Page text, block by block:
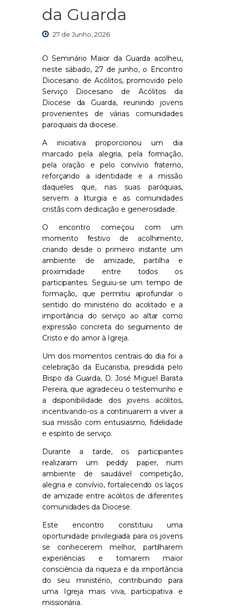
da Guarda
27 de Junho, 2026
O Seminário Maior da Guarda acolheu,
neste sábado, 27 de junho, o Encontro
Diocesano de Acólitos, promovido pelo
Serviço Diocesano de Acólitos da
Diocese da Guarda, reunindo jovens
provenientes de várias comunidades
paroquiais da diocese.
A iniciativa proporcionou um dia
marcado pela alegria, pela formação,
pela oração e pelo convívio fraterno,
reforçando a identidade e a missão
daqueles que, nas suas paróquias,
servem a liturgia e as comunidades
cristãs com dedicação e generosidade.
O encontro começou com um
momento festivo de acolhimento,
criando desde o primeiro instante um
ambiente de amizade, partilha e
proximidade entre todos os
participantes. Seguiu-se um tempo de
formação, que permitiu aprofundar o
sentido do ministério do acolitado e a
importância do serviço ao altar como
expressão concreta do seguimento de
Cristo e do amor à Igreja.
Um dos momentos centrais do dia foi a
celebração da Eucaristia, presidida pelo
Bispo da Guarda, D. José Miguel Barata
Pereira, que agradeceu o testemunho e
a disponibilidade dos jovens acólitos,
incentivando-os a continuarem a viver a
sua missão com entusiasmo, fidelidade
e espírito de serviço.
Durante a tarde, os participantes
realizaram um peddy paper, num
ambiente de saudável competição,
alegria e convívio, fortalecendo os laços
de amizade entre acólitos de diferentes
comunidades da Diocese.
Este encontro constituiu uma
oportunidade privilegiada para os jovens
se conhecerem melhor, partilharem
experiências e tomarem maior
consciência da riqueza e da importância
do seu ministério, contribuindo para
uma Igreja mais viva, participativa e
missionária.